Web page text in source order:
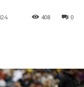
0
408